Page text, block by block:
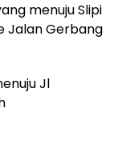
menuju Slipi
Jalan Gerbang
Jl